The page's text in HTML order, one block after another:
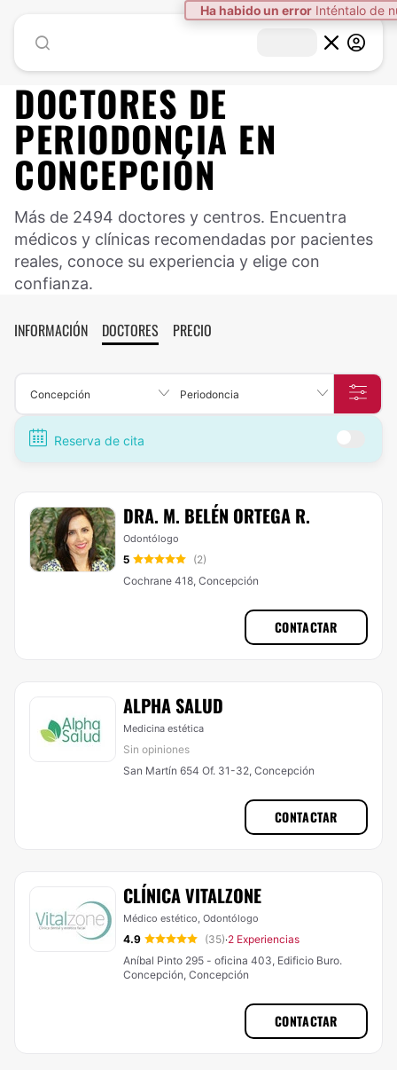
Ha habido un error Inténtalo de
DOCTORES DE
PERIODONCIA EN
CONCEPCIÓN
Más de 2494 doctores y centros. Encuentra
médicos y clínicas recomendadas por pacientes
reales, conoce su experiencia y elige con
confianza.
INFORMACIÓN DOCTORES PRECIO
Concepción Periodoncia
Reserva de cita
DRA. M. BELÉN ORTEGA R.
Odontólogo
5
(2)
Cochrane 418, Concepción
CONTACTAR
ALPHA SALUD
Medicina estética
Sin opiniones
San Martín 654 Of. 31-32, Concepción
CONTACTAR
CLÍNICA VITALZONE
Médico estético, Odontólogo
4.9 (35)·2 Experiencias
Aníbal Pinto 295 - oficina 403, Edificio Buro.
Concepción, Concepción
CONTACTAR